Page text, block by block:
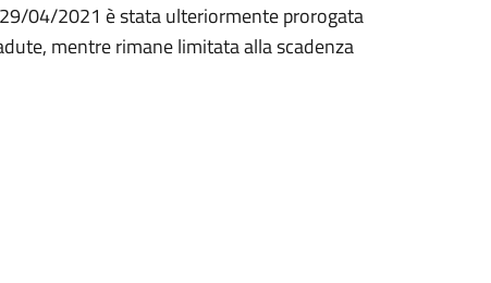
04/2021 è stata ulteriormente prorogata
mentre rimane limitata alla scadenza